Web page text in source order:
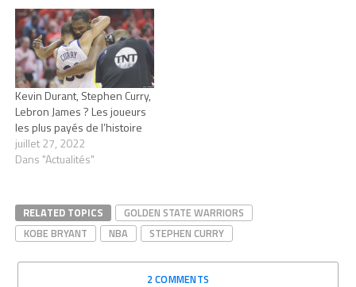
Kevin Durant, Stephen Curry,
Lebron James ? Les joueurs
les plus payés de l’histoire
juillet 27, 2022
Dans "Actualités"
RELATED TOPICS
GOLDEN STATE WARRIORS
KOBE BRYANT
NBA STEPHEN CURRY
2 COMMENTS